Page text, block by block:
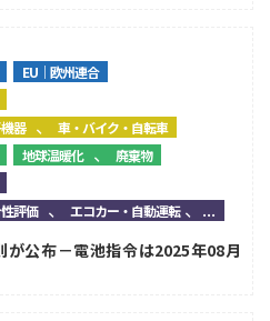
EU｜欧州連合
器 、車・バイク・自転車
地球温暖化 、廃棄物
評価 、エコカー・自動運転、...
が公布－電池指令は2025年08月